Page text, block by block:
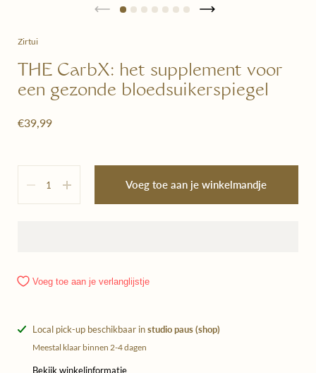
Zirtui
THE CarbX: het supplement voor
een gezonde bloedsuikerspiegel
€39,99
Voeg toe aan je winkelmandje
Voeg toe aan je verlanglijstje
Local pick-up beschikbaar instudio paus (shop)
Meestal klaar binnen 2-4 dagen
Bekijk winkelinformatie